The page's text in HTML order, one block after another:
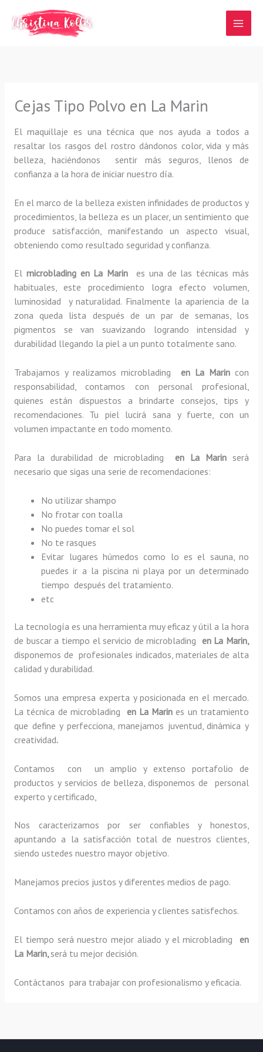
contenido
Cejas Tipo Polvo en La Marin
El maquillaje es una técnica que nos ayuda a todos a
resaltar los rasgos del rostro dándonos color, vida y más
belleza, haciéndonos sentir más seguros, llenos de
confianza a la hora de iniciar nuestro día.
En el marco de la belleza existen infinidades de productos y
procedimientos, la belleza es un placer, un sentimiento que
produce satisfacción, manifestando un aspecto visual,
obteniendo como resultado seguridad y confianza.
El microblading en La Marin es una de las técnicas más
habituales, este procedimiento logra efecto volumen,
luminosidad y naturalidad. Finalmente la apariencia de la
zona queda lista después de un par de semanas, los
pigmentos se van suavizando logrando intensidad y
durabilidad llegando la piel a un punto totalmente sano.
Trabajamos y realizamos microblading en La Marin con
responsabilidad, contamos con personal profesional,
quienes están dispuestos a brindarte consejos, tips y
recomendaciones. Tu piel lucirá sana y fuerte, con un
volumen impactante en todo momento.
Para la durabilidad de microblading en La Marin será
necesario que sigas una serie de recomendaciones:
No utilizar shampo
No frotar con toalla
No puedes tomar el sol
No te rasques
Evitar lugares húmedos como lo es el sauna, no
puedes ir a la piscina ni playa por un determinado
tiempo después del tratamiento.
etc
La tecnología es una herramienta muy eficaz y útil a la hora
de buscar a tiempo el servicio de microblading en La Marin,
disponemos de profesionales indicados, materiales de alta
calidad y durabilidad.
Somos una empresa experta y posicionada en el mercado.
La técnica de microblading en La Marin es un tratamiento
que define y perfecciona, manejamos juventud, dinámica y
creatividad.
Contamos con un amplio y extenso portafolio de
productos y servicios de belleza, disponemos de personal
experto y certificado,
Nos caracterizamos por ser confiables y honestos,
apuntando a la satisfacción total de nuestros clientes,
siendo ustedes nuestro mayor objetivo.
Manejamos precios justos y diferentes medios de pago.
Contamos con años de experiencia y clientes satisfechos.
El tiempo será nuestro mejor aliado y elmicroblading en
La Marin, será tu mejor decisión.
Contáctanos para trabajar con profesionalismo y eficacia.